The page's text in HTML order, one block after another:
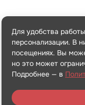
Для удобства
персонализации. В
посещениях. Вы
но это может
Подробнее — в